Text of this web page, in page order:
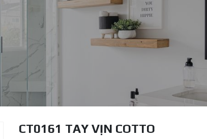
CT0161 TAY VỊN COTTO